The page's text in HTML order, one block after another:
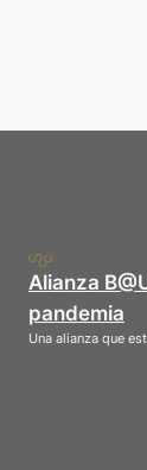
Alianza
pandemia
Una alianza que